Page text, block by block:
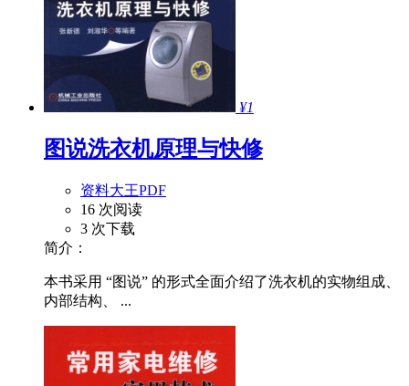
¥1
图说洗衣机原理与快修
资料大王PDF
16 次阅读
3 次下载
简介：
本书采用 “图说” 的形式全面介绍了洗衣机的实物组成、
内部结构、 ...